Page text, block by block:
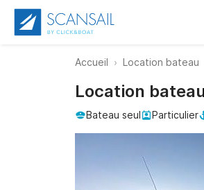
Accueil Location bateau
Location
Bateau seul Particulier